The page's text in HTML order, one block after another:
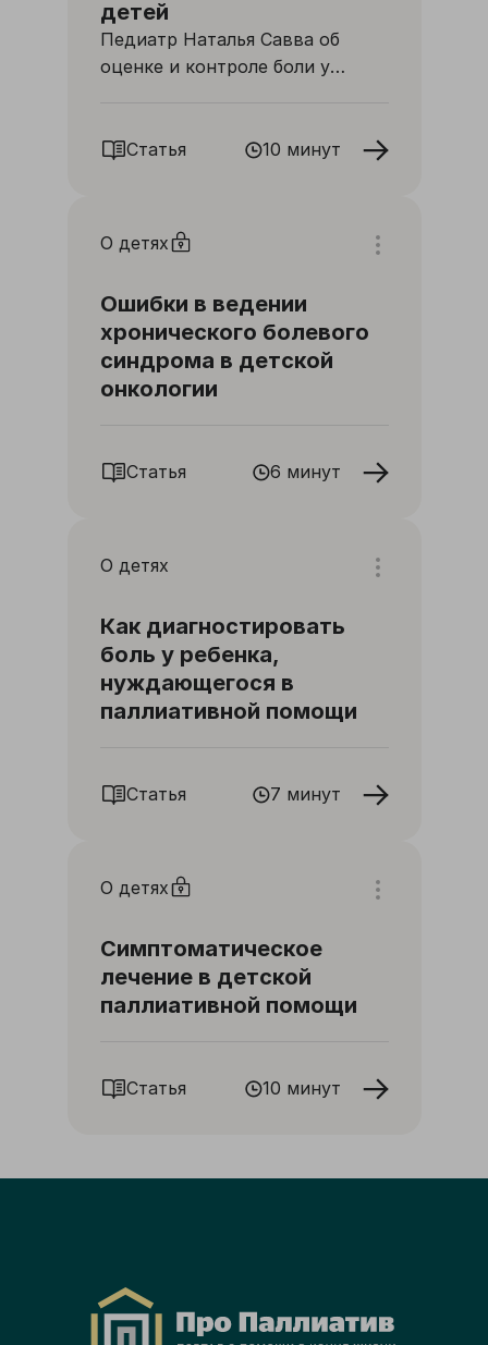
детей
Педиатр Наталья Савва об
оценке и контроле боли у
Статья 10 минут
О детях
Ошибки в ведении
хронического болевого
синдрома в детской
онкологии
Статья 6 минут
О детях
Как диагностировать
боль у ребенка,
нуждающегося в
паллиативной помощи
Статья 7 минут
О детях
Симптоматическое
лечение в детской
паллиативной помощи
Статья 10 минут